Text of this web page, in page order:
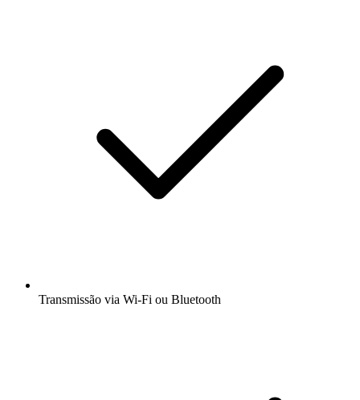
Transmissão via Wi-Fi ou Bluetooth